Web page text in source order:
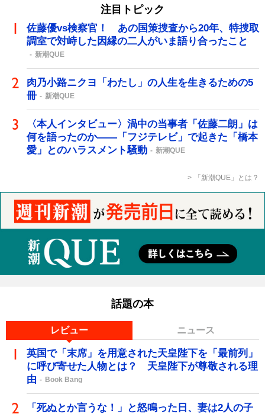
注目トピック
佐藤優vs検察官！ あの国策捜査から20年、特捜取
調室で対峙した因縁の二人がいま語り合ったこと
新潮QUE
肉乃小路ニクヨ「わたし」の人生を生きるための5
冊
新潮QUE
〈本人インタビュー〉渦中の当事者「佐藤二朗」は
何を語ったのか――「フジテレビ」で起きた「橋本
愛」とのハラスメント騒動
新潮QUE
「新潮QUE」とは？
話題の本
レビュー ニュース
英国で「末席」を用意された天皇陛下を「最前列」
に呼び寄せた人物とは？ 天皇陛下が尊敬される理
由
Book Bang
「死ぬとか言うな！」と怒鳴った日、妻は2人の子